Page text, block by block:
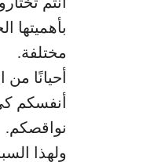
بأهميتها
مختلفة.
أحيانًا
أنفسكم
نواقصكم.
ولهذا